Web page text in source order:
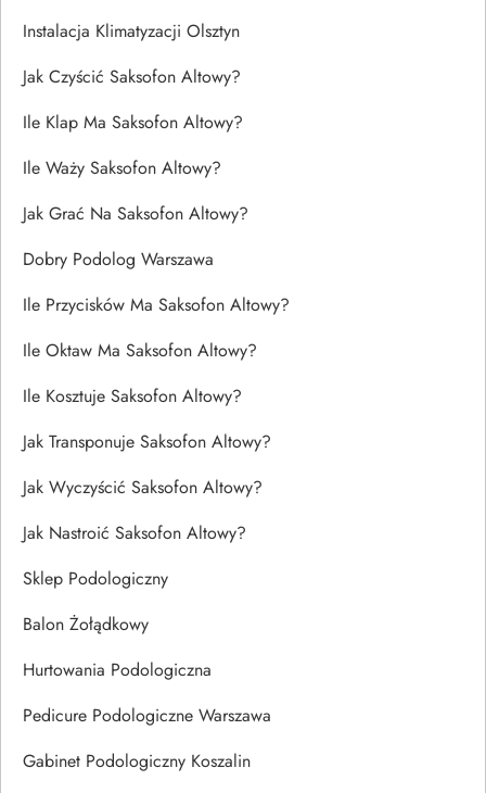
Instalacja Klimatyzacji Olsztyn
Jak Czyścić Saksofon Altowy?
Ile Klap Ma Saksofon Altowy?
Ile Waży Saksofon Altowy?
Jak Grać Na Saksofon Altowy?
Dobry Podolog Warszawa
Ile Przycisków Ma Saksofon Altowy?
Ile Oktaw Ma Saksofon Altowy?
Ile Kosztuje Saksofon Altowy?
Jak Transponuje Saksofon Altowy?
Jak Wyczyścić Saksofon Altowy?
Jak Nastroić Saksofon Altowy?
Sklep Podologiczny
Balon Żołądkowy
Hurtowania Podologiczna
Pedicure Podologiczne Warszawa
Gabinet Podologiczny Koszalin